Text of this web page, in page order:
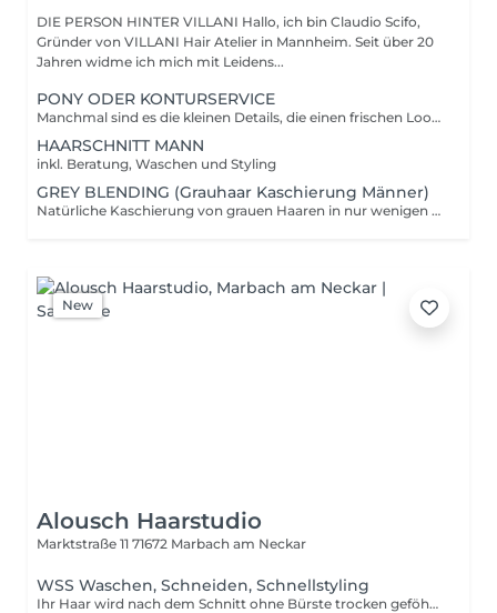
DIE PERSON HINTER VILLANI Hallo, ich bin Claudio Scifo,
Gründer von VILLANI Hair Atelier in Mannheim. Seit über 20
Jahren widme ich mich mit Leidens...
PONY ODER KONTURSERVICE
Manchmal sind es die kleinen Details, die einen frischen Look ausmachen. Dieser Service ist für bestehende Kundinnen und Kunden gedacht, die zwischen zwei Haarschnittterminen ihren Pony oder die Konturen kurz auffrischen lassen möchten – zum Beispiel rund um die Ohren, im Nacken oder am Haaransatz.
HAARSCHNITT MANN
inkl. Beratung, Waschen und Styling
GREY BLENDING (Grauhaar Kaschierung Männer)
Natürliche Kaschierung von grauen Haaren in nur wenigen Minuten. Sorgt für Einzug frischeres, gleichmäßigeres Erscheinungsbild, ohne wie klassisch gefärbtes Haar zu wirken. Das Ergebnis wirkt dezent, gepflegt und wächst harmonisch heraus. Inklusive Waschen und Styling.
New
Alousch Haarstudio
Marktstraße 11 71672 Marbach am Neckar
WSS Waschen, Schneiden, Schnellstyling
Ihr Haar wird nach dem Schnitt ohne Bürste trocken geföhnt. Dies eignet sich besonders, wenn Sie Ihr Haar zuhause gerne selbst stylen und einen natürlichen Abschluss wünschen. Kurz = bis Ohrlänge Mittel = bis Schulter Lang = unterhalb der Schulter Extra lang/dicht = höherer Materialaufwand